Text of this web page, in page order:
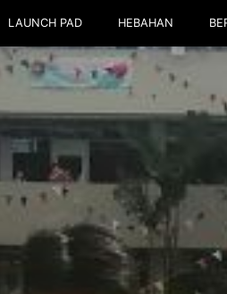
LAUNCH PAD HEBAHAN